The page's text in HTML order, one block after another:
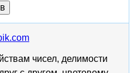
чисел, делимости